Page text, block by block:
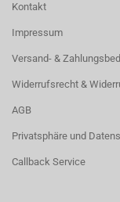
Kontakt
Impressum
Versand- &
Widerrufsrecht &
AGB
Privatsphäre und
Callback Service